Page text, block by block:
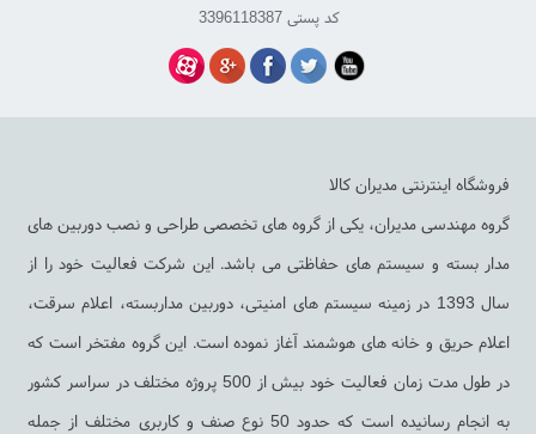
کد پستی 3396118387
فروشگاه اینترنتی مدیران کالا
گروه مهندسی مدیران، یکی از گروه های تخصصی طراحی و نصب دوربین های
مدار بسته و سیستم های حفاظتی می باشد. این شرکت فعالیت خود را از
سال 1393 در زمینه سیستم های امنیتی، دوربین مداربسته، اعلام سرقت،
اعلام حریق و خانه های هوشمند آغاز نموده است. این گروه مفتخر است که
در طول مدت زمان فعالیت خود بیش از 500 پروژه مختلف در سراسر کشور
به انجام رسانیده است که حدود 50 نوع صنف و کاربری مختلف از جمله